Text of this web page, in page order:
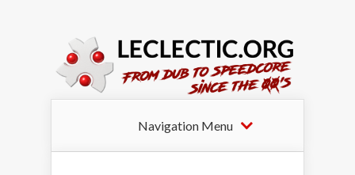
Navigation Menu